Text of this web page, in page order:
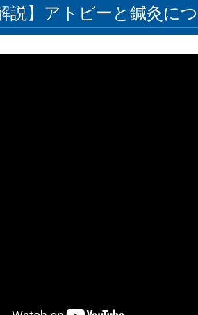
説】アトピーと鍼灸に